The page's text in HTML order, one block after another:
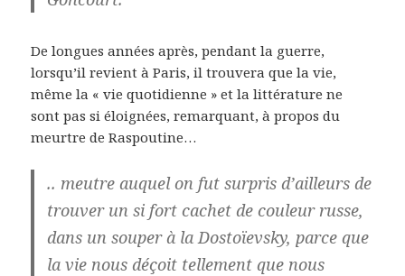
De longues années après, pendant la guerre,
lorsqu’il revient à Paris, il trouvera que la vie,
même la « vie quotidienne » et la littérature ne
sont pas si éloignées, remarquant, à propos du
meurtre de Raspoutine…
.. meutre auquel on fut surpris d’ailleurs de
trouver un si fort cachet de couleur russe,
dans un souper à la Dostoïevsky, parce que
la vie nous déçoit tellement que nous